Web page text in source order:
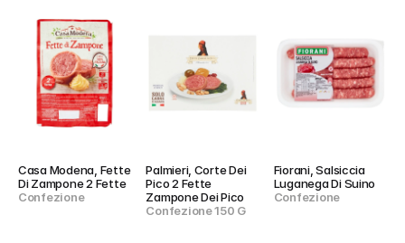
Casa Modena, Fette
Di Zampone 2 Fette
Confezione
Palmieri, Corte Dei
Pico 2 Fette
Zampone Dei Pico
Confezione 150 G
Fiorani, Salsiccia
Luganega Di Suino
Confezione